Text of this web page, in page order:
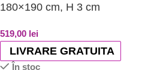
180×190 cm, H 3 cm
519,00 lei
LIVRARE GRATUITA
În stoc